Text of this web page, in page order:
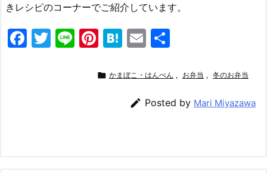
きレシピのコーナーでご紹介しています。
F
o
T
Li Pi
er
H
e
a
E
ai
l
 かまぼこ・はんぺん , お弁当 , 冬のお弁当
 Posted by Mari Miyazawa